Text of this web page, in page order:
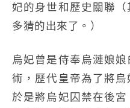
妃的身世和歷史關聯
多猜的出來了。）
烏妃 曾是侍奉烏漣娘
術，歷代皇帝為了將烏
於是將烏妃囚禁在後宮